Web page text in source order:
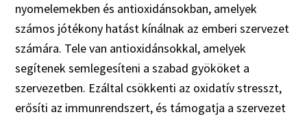
nyomelemekben és antioxidánsokban, amelyek
számos jótékony hatást kínálnak az emberi szervezet
számára. Tele van antioxidánsokkal, amelyek
segítenek semlegesíteni a szabad gyököket a
szervezetben. Ezáltal csökkenti az oxidatív stresszt,
erősíti az immunrendszert, és támogatja a szervezet